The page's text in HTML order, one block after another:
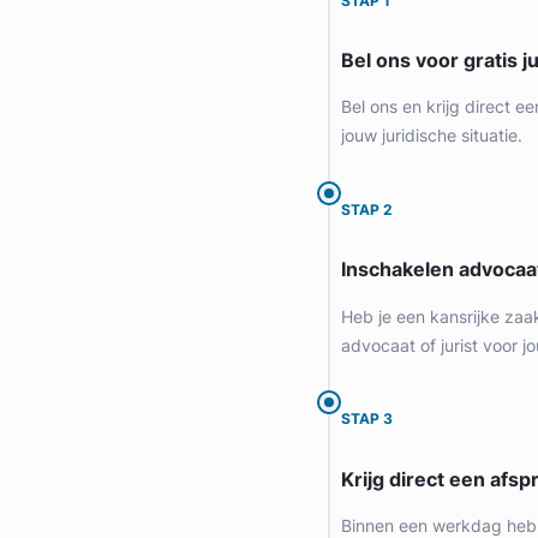
Bel ons voor gratis
Bel ons en krijg direct
jouw juridische situatie.
STAP 2
Inschakelen
Heb je een kansrijke
advocaat of jurist voor
STAP 3
Krijg direct een
Binnen een werkdag